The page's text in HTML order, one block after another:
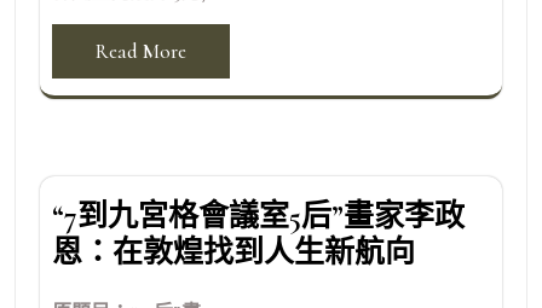
Read More
“7到九宮格會議室5后”畫家李政
恩：在敦煌找到人生新航向